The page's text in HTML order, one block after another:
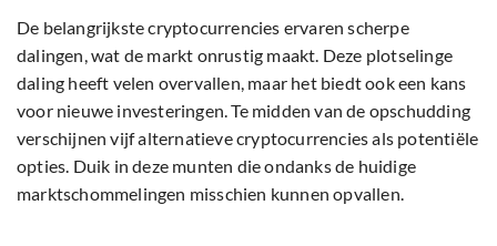
De belangrijkste cryptocurrencies ervaren scherpe
dalingen, wat de markt onrustig maakt. Deze plotselinge
daling heeft velen overvallen, maar het biedt ook een kans
voor nieuwe investeringen. Te midden van de opschudding
verschijnen vijf alternatieve cryptocurrencies als potentiële
opties. Duik in deze munten die ondanks de huidige
marktschommelingen misschien kunnen opvallen.